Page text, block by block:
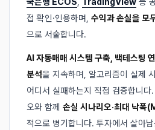
접 확인·인용하며, 수익과 손실을 모
으로 서술합니다.
AI 자동매매 시스템 구축, 백테스팅
분석을 지속하며, 알고리즘이 실제
어디서 실패하는지 직접 검증합니
오와 함께 손실 시나리오·최대 낙폭
적으로 병기합니다. 투자에서 살아